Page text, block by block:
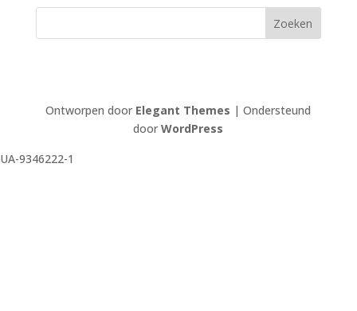
Ontworpen door Elegant Themes | Ondersteund
doorWordPress
UA-9346222-1